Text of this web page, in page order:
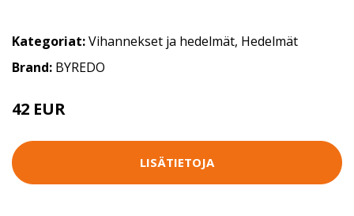
Kategoriat:Vihannekset ja hedelmät, Hedelmät
Brand: BYREDO
42 EUR
LISÄTIETOJA